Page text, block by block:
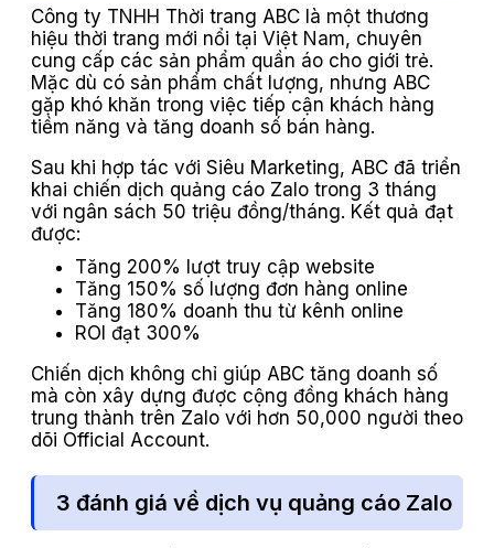
Công ty TNHH Thời trang ABC là một thương
hiệu thời trang mới nổi tại Việt Nam, chuyên
cung cấp các sản phẩm quần áo cho giới trẻ.
Mặc dù có sản phẩm chất lượng, nhưng ABC
gặp khó khăn trong việc tiếp cận khách hàng
tiềm năng và tăng doanh số bán hàng.
Sau khi hợp tác với Siêu Marketing, ABC đã triển
khai chiến dịch quảng cáo Zalo trong 3 tháng
với ngân sách 50 triệu đồng/tháng. Kết quả đạt
được:
Tăng 200% lượt truy cập website
Tăng 150% số lượng đơn hàng online
Tăng 180% doanh thu từ kênh online
ROI đạt 300%
Chiến dịch không chỉ giúp ABC tăng doanh số
mà còn xây dựng được cộng đồng khách hàng
trung thành trên Zalo với hơn 50,000 người theo
dõi Official Account.
3 đánh giá về dịch vụ quảng cáo Zalo